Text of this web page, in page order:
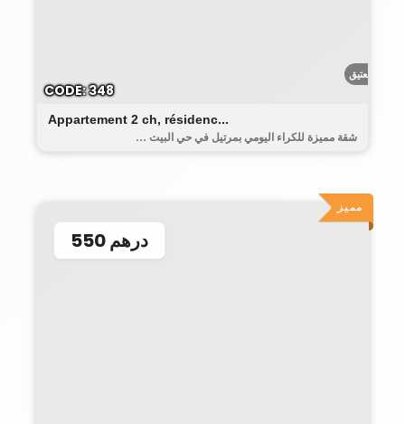
البيت العتيق
Appartement 2 ch, résidenc...
شقة مميزة للكراء اليومي بمرتيل في حي البيت ...
CODE: 348
مميز
550 درهم